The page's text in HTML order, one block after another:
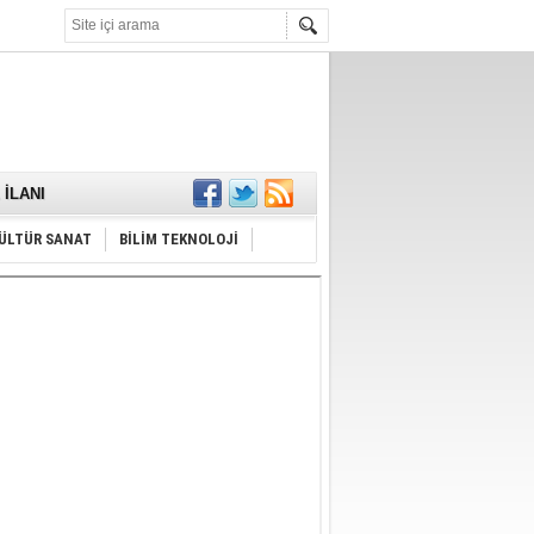
SANAT BİLİM TEKNOLOJİ